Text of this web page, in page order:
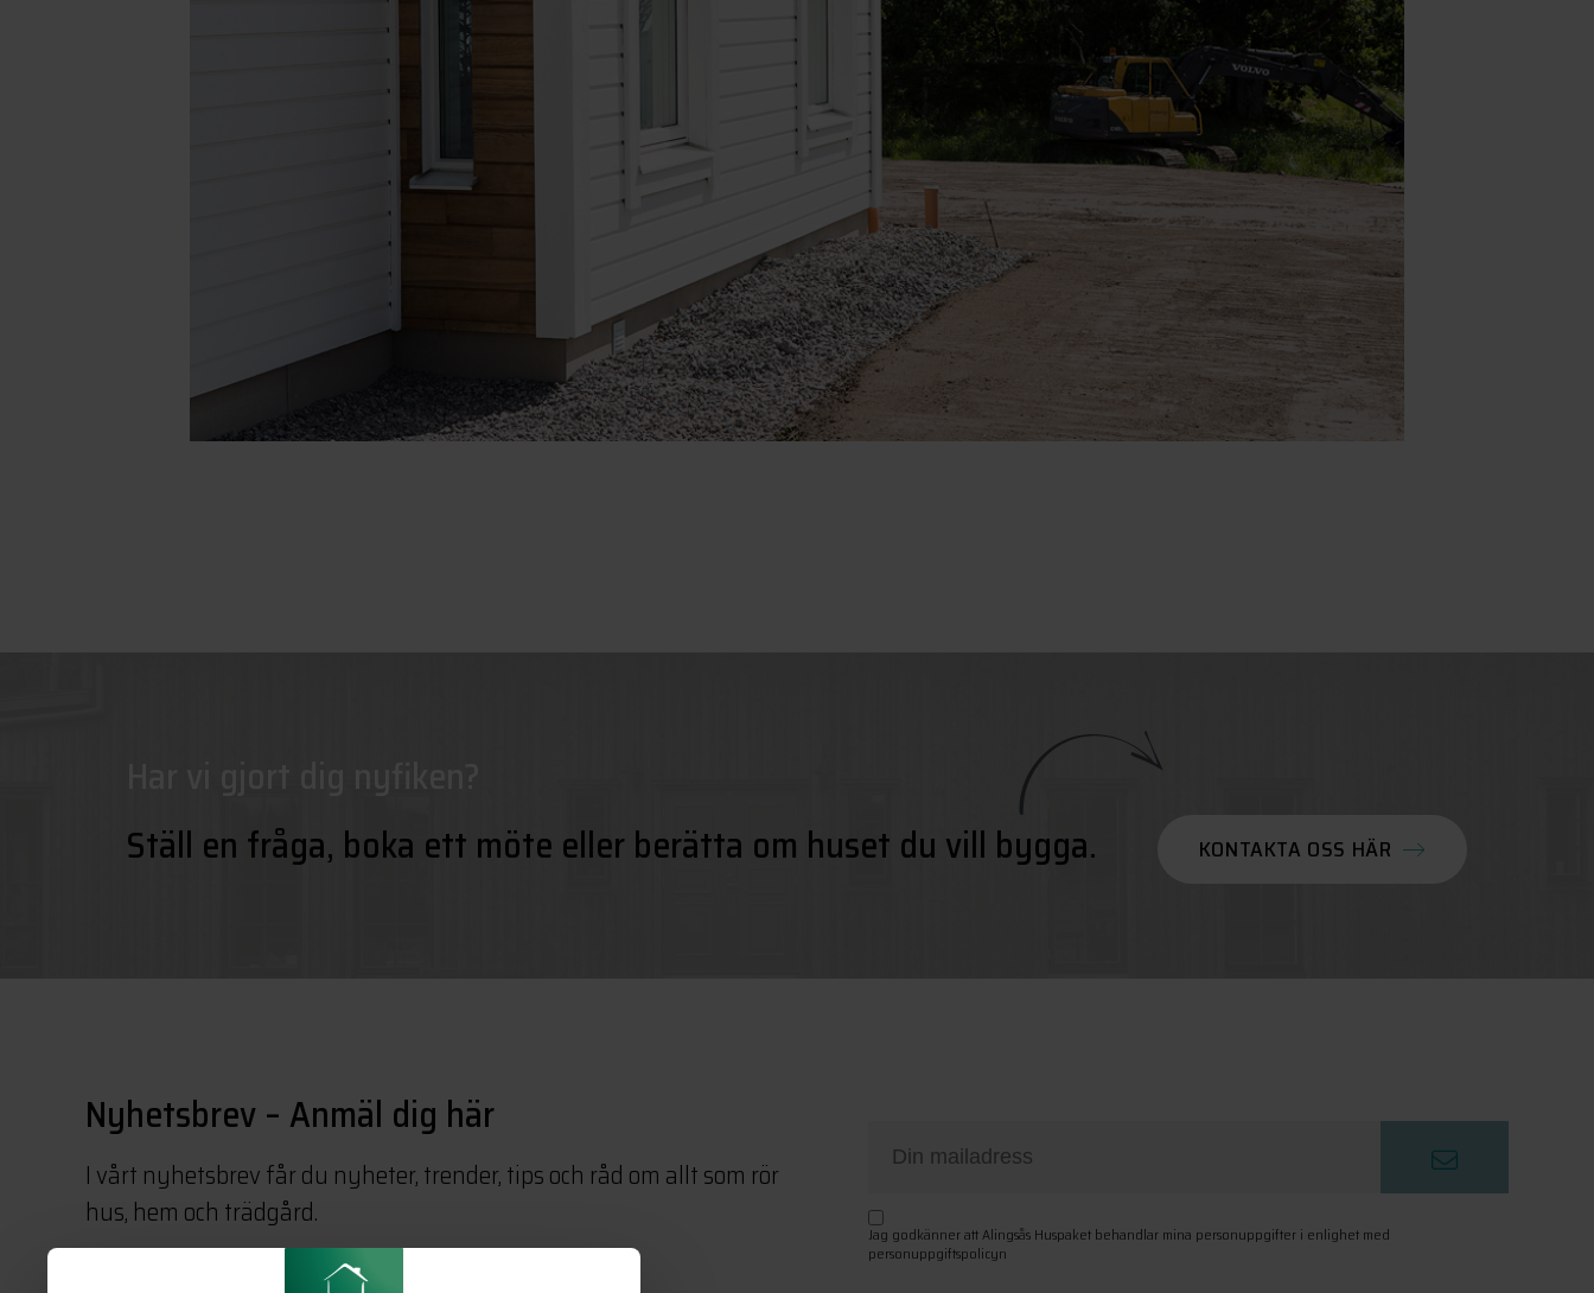
Ställ en fråga, boka ett möte eller berätta om huset du vill bygga.
KONTAKTA OSS HÄR
Nyhetsbrev – Anmäl dig här
I vårt nyhetsbrev får du nyheter, trender, tips och råd om allt som rör
hus, hem och trädgård.
Jag godkänner att Alingsås Huspaket behandlar mina personuppgifter i enlighet med
personuppgiftspolicyn